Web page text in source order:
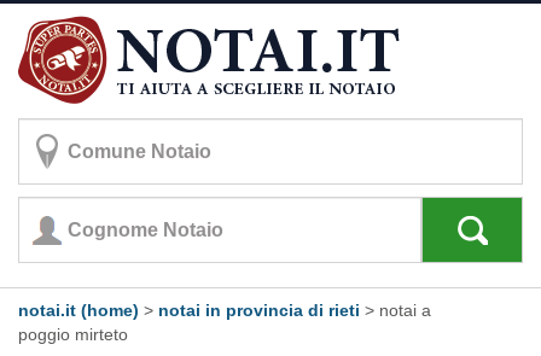
notai.it (home) > notai in provincia di rieti > notai a
poggio mirteto